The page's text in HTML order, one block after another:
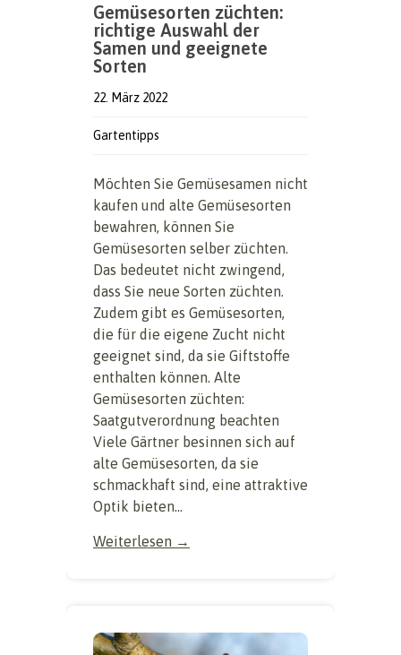
Gemüsesorten züchten:
richtige Auswahl der
Samen und geeignete
Sorten
22. März 2022
Gartentipps
Möchten Sie Gemüsesamen nicht
kaufen und alte Gemüsesorten
bewahren, können Sie
Gemüsesorten selber züchten.
Das bedeutet nicht zwingend,
dass Sie neue Sorten züchten.
Zudem gibt es Gemüsesorten,
die für die eigene Zucht nicht
geeignet sind, da sie Giftstoffe
enthalten können. Alte
Gemüsesorten züchten:
Saatgutverordnung beachten
Viele Gärtner besinnen sich auf
alte Gemüsesorten, da sie
schmackhaft sind, eine attraktive
Optik bieten...
Weiterlesen →